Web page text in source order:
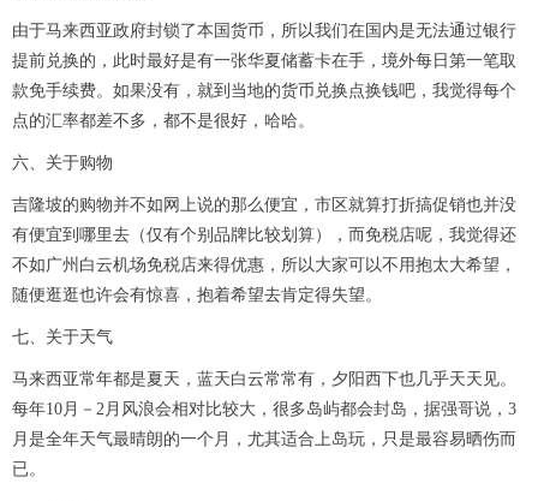
由于马来西亚政府封锁了本国货币，所以我们在国内是无法通过银行
提前兑换的，此时最好是有一张华夏储蓄卡在手，境外每日第一笔取
款免手续费。如果没有，就到当地的货币兑换点换钱吧，我觉得每个
点的汇率都差不多，都不是很好，哈哈。
六、关于购物
吉隆坡的购物并不如网上说的那么便宜，市区就算打折搞促销也并没
有便宜到哪里去（仅有个别品牌比较划算），而免税店呢，我觉得还
不如广州白云机场免税店来得优惠，所以大家可以不用抱太大希望，
随便逛逛也许会有惊喜，抱着希望去肯定得失望。
七、关于天气
马来西亚常年都是夏天，蓝天白云常常有，夕阳西下也几乎天天见。
每年10月－2月风浪会相对比较大，很多岛屿都会封岛，据强哥说，3
月是全年天气最晴朗的一个月，尤其适合上岛玩，只是最容易晒伤而
已。